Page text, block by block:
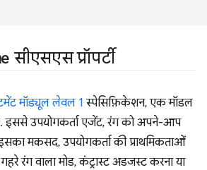
सीएसएस प्रॉपर्टी
मॉड्यूल लेवल 1 स्पेसिफ़िकेशन, एक मॉडल
इससे उपयोगकर्ता एजेंट, रंग को अपने-आप
मकसद, उपयोगकर्ता की प्राथमिकताओं
रंग वाला मोड, कंट्रास्ट अडजस्ट करना या